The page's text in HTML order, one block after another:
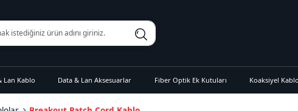
Lan Kablo Data & Lan Aksesuarlar Fiber Optik Ek Kutuları Koaksiyel